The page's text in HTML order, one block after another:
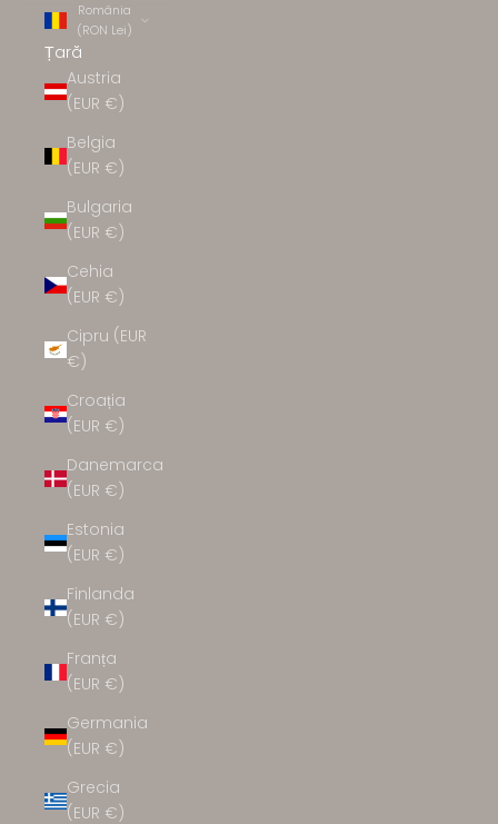
România
(RON Lei)
Țară
Austria
(EUR €)
Belgia
(EUR €)
Bulgaria
(EUR €)
Cehia
(EUR €)
Cipru (EUR
€)
Croația
(EUR €)
Danemarca
(EUR €)
Estonia
(EUR €)
Finlanda
(EUR €)
Franța
(EUR €)
Germania
(EUR €)
Grecia
(EUR €)